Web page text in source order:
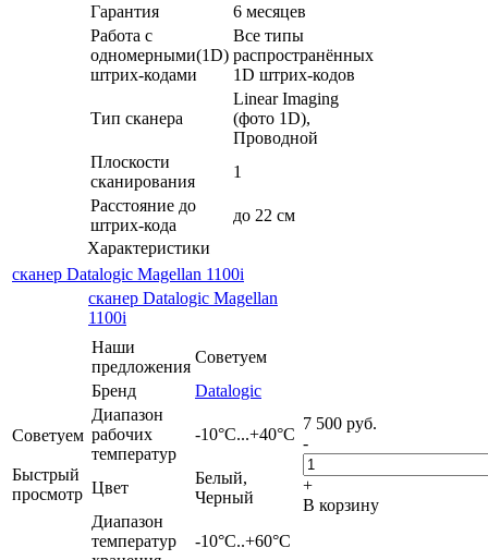
Гарантия
6 месяцев
Работа с
одномерными(1D)
штрих-кодами
Все типы
распространённых
1D штрих-кодов
Тип сканера
Linear Imaging
(фото 1D),
Проводной
Плоскости
сканирования
1
Расстояние до
штрих-кода
до 22 см
Характеристики
сканер Datalogic Magellan 1100i
Советуем
Быстрый
просмотр
сканер Datalogic Magellan
1100i
Наши
предложения
Советуем
Бренд
Datalogic
Диапазон
рабочих
температур
-10°С...+40°C
Цвет
Белый,
Черный
Диапазон
температур
-10°C..+60°C
7 500 руб.
-
+
В корзину